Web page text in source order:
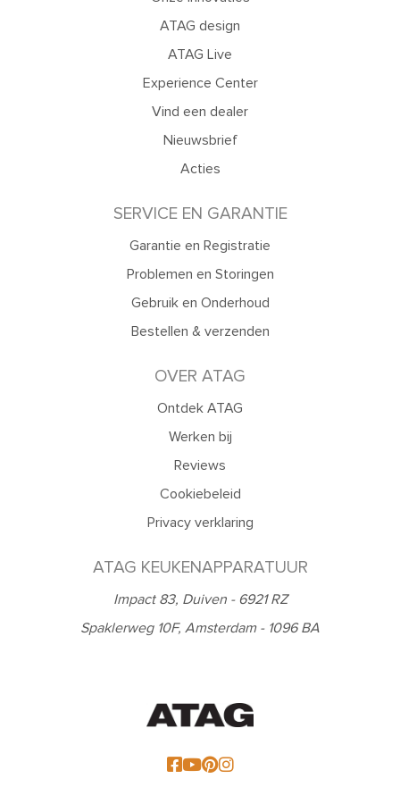
ATAG design
ATAG Live
Experience Center
Vind een dealer
Nieuwsbrief
Acties
SERVICE EN GARANTIE
Garantie en Registratie
Problemen en Storingen
Gebruik en Onderhoud
Bestellen & verzenden
OVER ATAG
Ontdek ATAG
Werken bij
Reviews
Cookiebeleid
Privacy verklaring
ATAG KEUKENAPPARATUUR
Impact 83, Duiven - 6921 RZ
Spaklerweg 10F, Amsterdam - 1096 BA